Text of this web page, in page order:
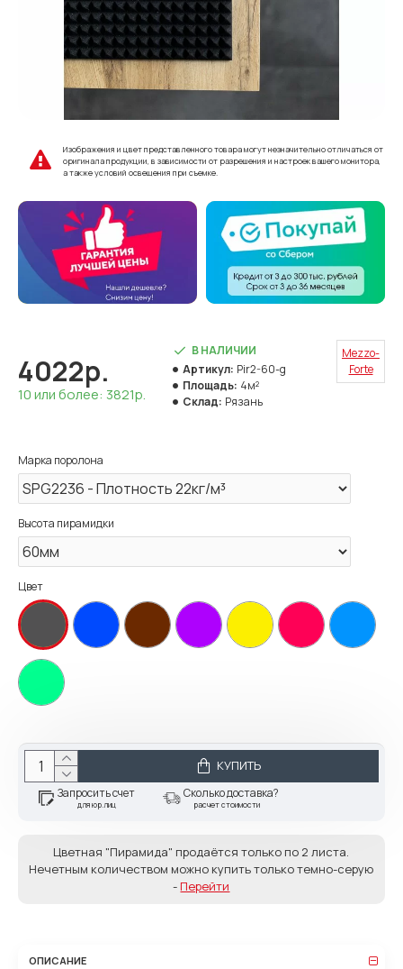
Изображения и цвет представленного товара могут незначительно отличаться от
оригинала продукции, в зависимости от разрешения и настроек вашего монитора,
а также условий освещения при съемке.
4022р.
10 или более: 3821р.
В НАЛИЧИИ
Артикул: Pir2-60-g
Площадь: 4м²
Склад: Рязань
Mezzo-
Forte
Марка поролона
Высота пирамидки
Цвет
КУПИТЬ
Запросить счет
для юр.лиц
Сколько доставка?
расчет стоимости
Цветная "Пирамида" продаётся только по 2 листа.
Нечетным количеством можно купить только темно-серую
- Перейти
ОПИСАНИЕ